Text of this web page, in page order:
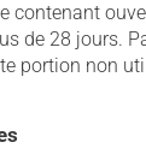
contenant
de 28 jours.
portion non